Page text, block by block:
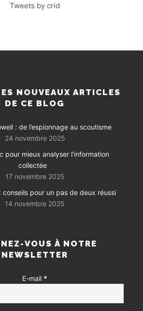
Tweets by crid
NOUVEAUX ARTICLES
DE CE BLOG
: de l’espionnage au scoutisme
24 novembre 2025
pour mieux analyser l’information
collectée
17 novembre 2025
conseils pour un pas de deux réussi
14 novembre 2025
VOUS À NOTRE
NEWSLETTER
E-mail *